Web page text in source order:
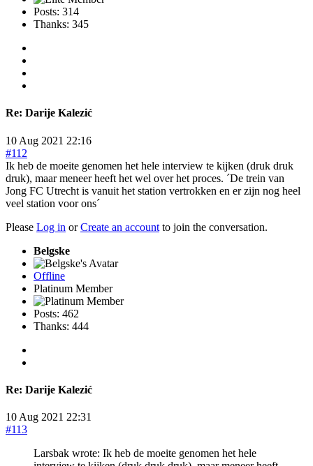
Posts: 314
Thanks: 345
Re: Darije Kalezić
10 Aug 2021 22:16
#112
Ik heb de moeite genomen het hele interview te kijken (druk druk
druk), maar meneer heeft het wel over het proces. ´De trein van
Jong FC Utrecht is vanuit het station vertrokken en er zijn nog heel
veel station voor ons´
Please Log in orCreate an account to join the conversation.
Belgske
Offline
Platinum Member
Posts: 462
Thanks: 444
Re: Darije Kalezić
10 Aug 2021 22:31
#113
Larsbak wrote: Ik heb de moeite genomen het hele